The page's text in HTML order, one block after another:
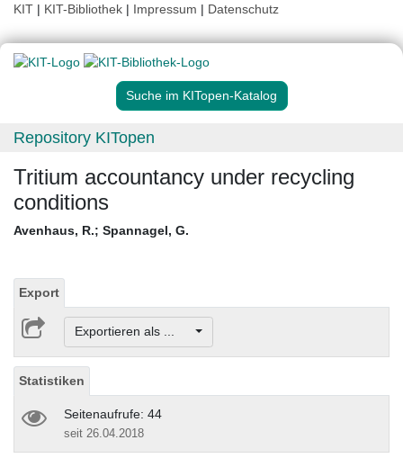
KIT | KIT-Bibliothek | Impressum | Datenschutz
Suche im KITopen-Katalog
Repository KITopen
Tritium accountancy under recycling
conditions
Avenhaus, R.; Spannagel, G.
Export
Exportieren als ...
Statistiken
Seitenaufrufe: 44
seit 26.04.2018